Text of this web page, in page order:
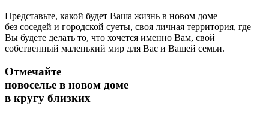
Представьте, какой будет Ваша жизнь в новом доме –
без соседей и городской суеты, своя личная территория, где
Вы будете делать то, что хочется именно Вам, свой
собственный маленький мир для Вас и Вашей семьи.
Отмечайте
новоселье в новом доме
в кругу близких